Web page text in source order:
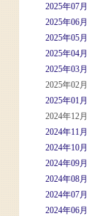
2025年07月
2025年06月
2025年05月
2025年04月
2025年03月
2025年02月
2025年01月
2024年12月
2024年11月
2024年10月
2024年09月
2024年08月
2024年07月
2024年06月